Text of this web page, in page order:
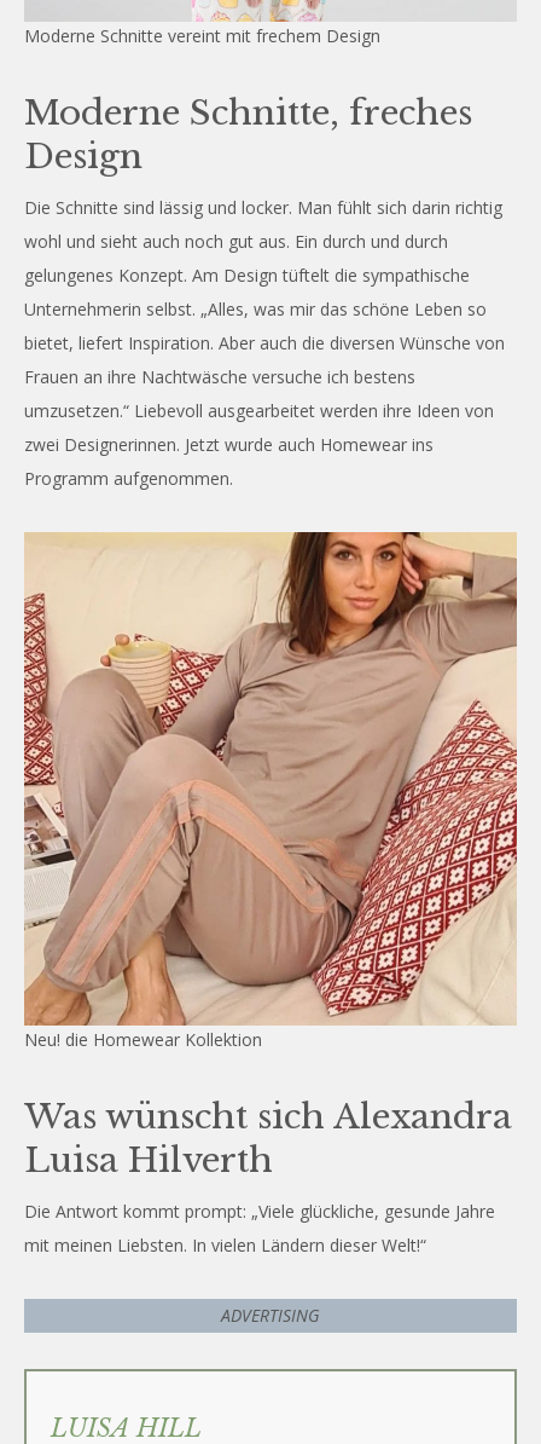
Moderne Schnitte vereint mit frechem Design
Moderne Schnitte, freches
Design
Die Schnitte sind lässig und locker. Man fühlt sich darin richtig
wohl und sieht auch noch gut aus. Ein durch und durch
gelungenes Konzept. Am Design tüftelt die sympathische
Unternehmerin selbst. „Alles, was mir das schöne Leben so
bietet, liefert Inspiration. Aber auch die diversen Wünsche von
Frauen an ihre Nachtwäsche versuche ich bestens
umzusetzen.“ Liebevoll ausgearbeitet werden ihre Ideen von
zwei Designerinnen. Jetzt wurde auch Homewear ins
Programm aufgenommen.
Neu! die Homewear Kollektion
Was wünscht sich Alexandra
Luisa Hilverth
Die Antwort kommt prompt: „Viele glückliche, gesunde Jahre
mit meinen Liebsten. In vielen Ländern dieser Welt!“
ADVERTISING
LUISA HILL